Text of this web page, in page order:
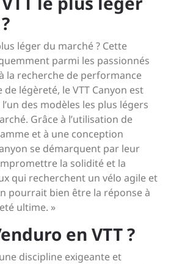
léger du marché ? Cette
parmi les passionnés
la recherche de performance
légèreté, le VTT Canyon est
des modèles les plus légers
Grâce à l’utilisation de
et à une conception
se démarquent par leur
la solidité et la
qui recherchent un vélo agile et
pourrait bien être la réponse à
ultime. »
en VTT ?
discipline exigeante et